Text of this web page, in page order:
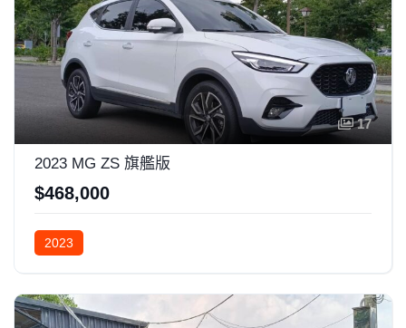
17
2023 MG ZS 旗艦版
$468,000
2023